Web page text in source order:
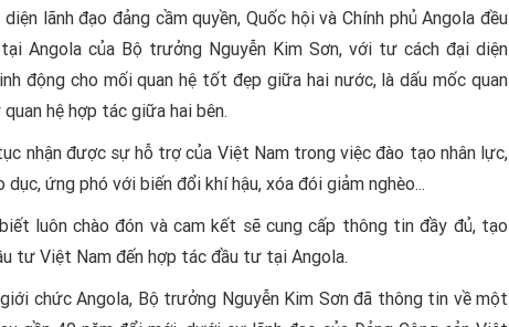
lãnh đạo đảng cầm quyền, Quốc hội và Chính phủ Angola đều
Angola của Bộ trưởng Nguyễn Kim Sơn, với tư cách đại diện
động cho mối quan hệ tốt đẹp giữa hai nước, là dấu mốc quan
hệ hợp tác giữa hai bên.
nhận được sự hỗ trợ của Việt Nam trong việc đào tạo nhân lực,
ứng phó với biến đổi khí hậu, xóa đói giảm nghèo...
luôn chào đón và cam kết sẽ cung cấp thông tin đầy đủ, tạo
tư Việt Nam đến hợp tác đầu tư tại Angola.
chức Angola, Bộ trưởng Nguyễn Kim Sơn đã thông tin về một